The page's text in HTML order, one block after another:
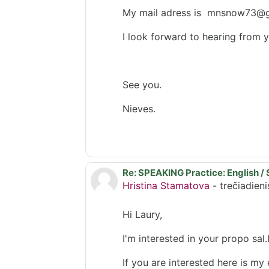
My mail adress is
I look forward to hearing from
See you.
Nieves.
Atsakymas į Laury Jt
Re: SPEAKING Practice: English
Hristina Stamatova -
Hi Laury,
I'm interested in your propo
If you are interested here is